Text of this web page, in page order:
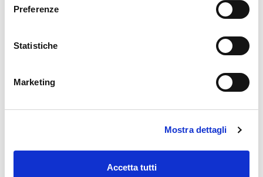
Preferenze
Statistiche
Marketing
Mostra dettagli
Accetta tutti
posizione tra le realtà che dimostrano un'attenzione
solida e trasparente, fattori chiave per il successo e la
Clicca qui per approfondire e visualizzare la lista
IN SEZIONE